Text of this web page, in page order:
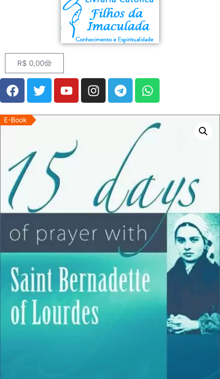
R$ 0,00
E-Book